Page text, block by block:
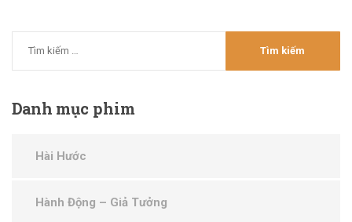
Danhmục phim
Hài Hước
Hành Động – Giả Tưởng